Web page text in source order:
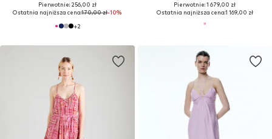
Pierwotnie: 256,00 zł
Ostatnia najniższa cena:170,00 zł-10%
+2
Pierwotnie: 1 679,00 zł
Ostatnia najniższa cena:1 169,00 zł